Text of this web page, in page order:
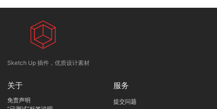
Sketch Up 插件，优质设计素材
关于
免责声明
服务
提交问题